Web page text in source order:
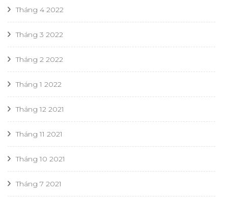
Tháng 4 2022
Tháng 3 2022
Tháng 2 2022
Tháng 1 2022
Tháng 12 2021
Tháng 11 2021
Tháng 10 2021
Tháng 7 2021